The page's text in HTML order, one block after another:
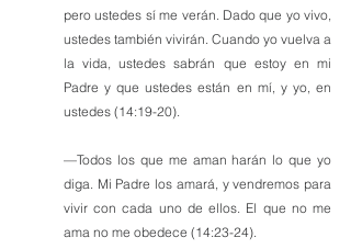
pero ustedes sí me verán. Dado que yo vivo,
ustedes también vivirán. Cuando yo vuelva a
la vida, ustedes sabrán que estoy en mi
Padre y que ustedes están en mí, y yo, en
ustedes (14:19-20).
—Todos los que me aman harán lo que yo
diga. Mi Padre los amará, y vendremos para
vivir con cada uno de ellos. El que no me
ama no me obedece (14:23-24).